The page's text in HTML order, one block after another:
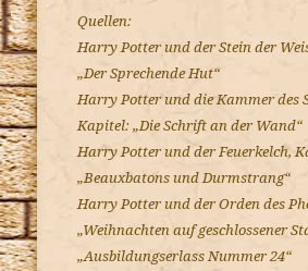
Quellen:
Harry Potter und der Stein der
„Der Sprechende Hut“
Harry Potter und die Kammer des
Kapitel: „Die Schrift an der Wand“
Harry Potter und der Feuerkelch,
„Beauxbatons und Durmstrang“
Harry Potter und der Orden des
„Weihnachten auf geschlossener
„Ausbildungserlass Nummer 24“